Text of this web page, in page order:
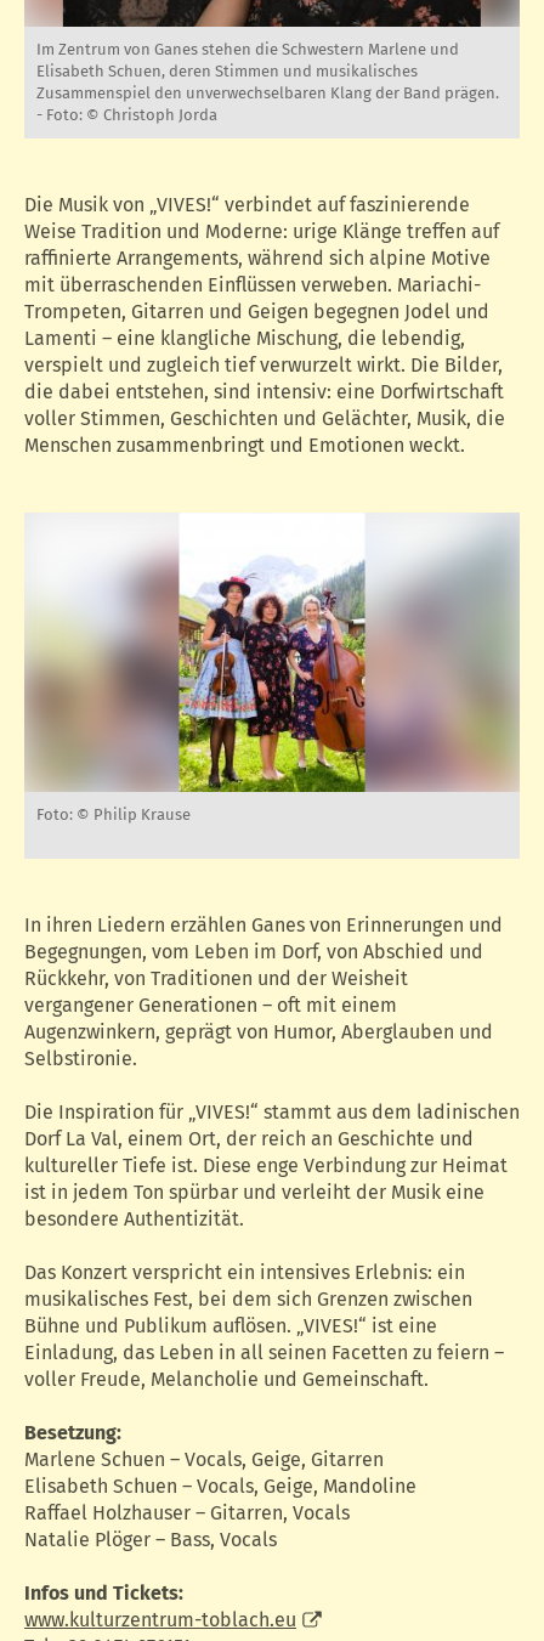
Im Zentrum von Ganes stehen die Schwestern Marlene und
Elisabeth Schuen, deren Stimmen und musikalisches
Zusammenspiel den unverwechselbaren Klang der Band prägen.
- Foto: © Christoph Jorda
Die Musik von „VIVES!“ verbindet auf faszinierende
Weise Tradition und Moderne: urige Klänge treffen auf
raffinierte Arrangements, während sich alpine Motive
mit überraschenden Einflüssen verweben. Mariachi-
Trompeten, Gitarren und Geigen begegnen Jodel und
Lamenti – eine klangliche Mischung, die lebendig,
verspielt und zugleich tief verwurzelt wirkt. Die Bilder,
die dabei entstehen, sind intensiv: eine Dorfwirtschaft
voller Stimmen, Geschichten und Gelächter, Musik, die
Menschen zusammenbringt und Emotionen weckt.
Foto: © Philip Krause
In ihren Liedern erzählen Ganes von Erinnerungen und
Begegnungen, vom Leben im Dorf, von Abschied und
Rückkehr, von Traditionen und der Weisheit
vergangener Generationen – oft mit einem
Augenzwinkern, geprägt von Humor, Aberglauben und
Selbstironie.
Die Inspiration für „VIVES!“ stammt aus dem ladinischen
Dorf La Val, einem Ort, der reich an Geschichte und
kultureller Tiefe ist. Diese enge Verbindung zur Heimat
ist in jedem Ton spürbar und verleiht der Musik eine
besondere Authentizität.
Das Konzert verspricht ein intensives Erlebnis: ein
musikalisches Fest, bei dem sich Grenzen zwischen
Bühne und Publikum auflösen. „VIVES!“ ist eine
Einladung, das Leben in all seinen Facetten zu feiern –
voller Freude, Melancholie und Gemeinschaft.
Besetzung:
Marlene Schuen – Vocals, Geige, Gitarren
Elisabeth Schuen – Vocals, Geige, Mandoline
Raffael Holzhauser – Gitarren, Vocals
Natalie Plöger – Bass, Vocals
Infos und Tickets:
www.kulturzentrum-toblach.eu